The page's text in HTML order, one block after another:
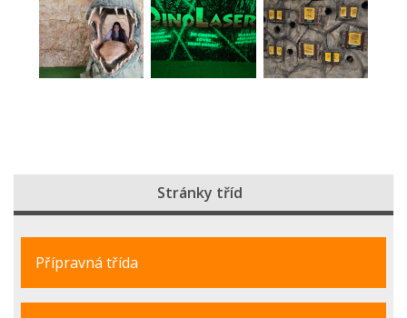
Stránky tříd
Přípravná třída